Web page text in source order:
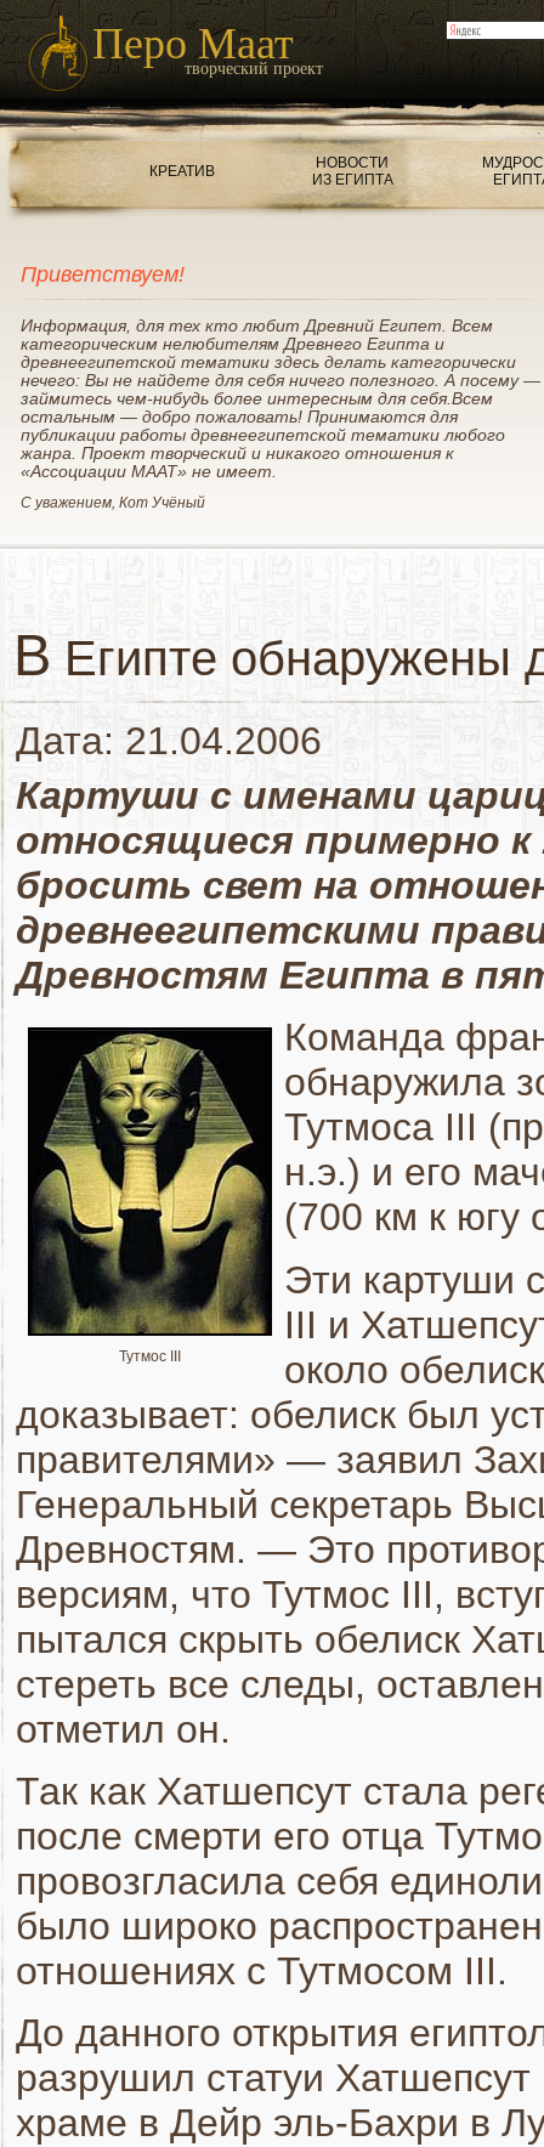
Перо Маат
творческий проект
КРЕАТИВ
НОВОСТИ
ИЗ ЕГИПТА
Приветствуем!
Информация, для тех кто любит Древний Египет. Всем
категорическим нелюбителям Древнего Египта и
древнеегипетской тематики здесь делать категорически
нечего: Вы не найдете для себя ничего полезного. А посему —
займитесь чем-нибудь более интересным для себя.Всем
остальным — добро пожаловать! Принимаются для
публикации работы древнеегипетской тематики любого
жанра. Проект творческий и никакого отношения к
«Ассоциации МААТ» не имеет.
С уважением, Кот Учёный
В Египте обнаружены
Дата: 21.04.2006
Картуши с именами
относящиеся примерно к
бросить свет на
древнеегипетскими
Древностям Египта в
Тутмос III
Команда
обнаружила
Тутмоса III
н.э.) и его
(700 км к югу
Эти картуши
III и
около
доказывает: обелиск был
правителями» — заявил
Генеральный секретарь
Древностям. — Это
версиям, что Тутмос III,
пытался скрыть обелиск
стереть все следы,
отметил он.
Так как Хатшепсут стала
после смерти его отца
провозгласила себя
было широко
отношениях с Тутмосом III.
До данного открытия
разрушил статуи
храме в Дейр эль-Бахри в